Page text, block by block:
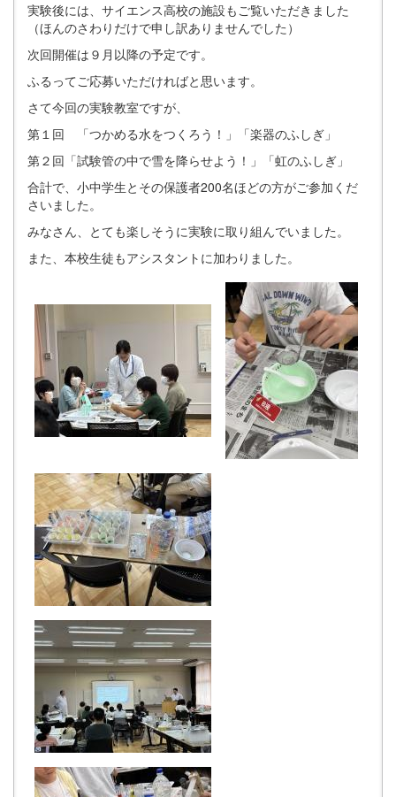
実験後には、サイエンス高校の施設もご覧いただきました
（ほんのさわりだけで申し訳ありませんでした）
次回開催は９月以降の予定です。
ふるってご応募いただければと思います。
さて今回の実験教室ですが、
第１回 「つかめる水をつくろう！」「楽器のふしぎ」
第２回「試験管の中で雪を降らせよう！」「虹のふしぎ」
合計で、小中学生とその保護者200名ほどの方がご参加くだ
さいました。
みなさん、とても楽しそうに実験に取り組んでいました。
また、本校生徒もアシスタントに加わりました。